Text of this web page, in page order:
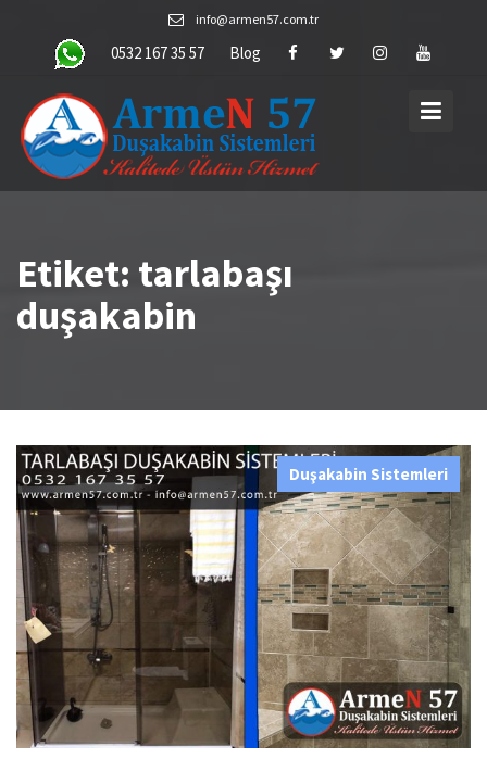
content
info@armen57.com.tr
0532 167 35 57 Blog
Etiket: tarlabaşı
duşakabin
Duşakabin Sistemleri